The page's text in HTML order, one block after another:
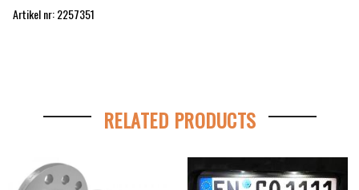
Artikel nr: 2257351
RELATED PRODUCTS